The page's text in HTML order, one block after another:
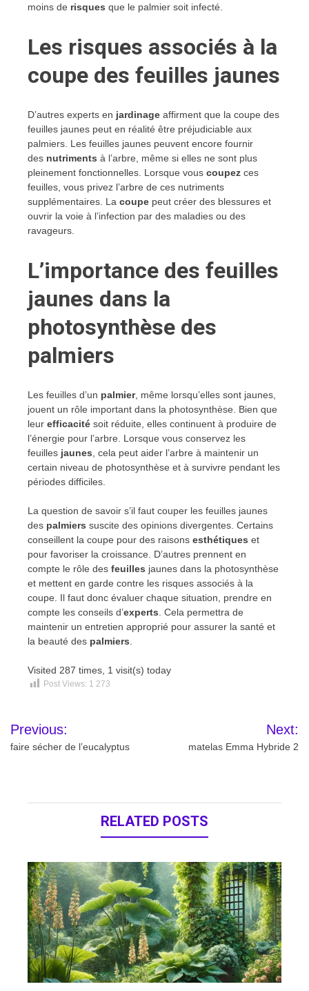
moins de risques que le palmier soit infecté.
Les risques associés à la
coupe des feuilles jaunes
D’autres experts en jardinage affirment que la coupe des
feuilles jaunes peut en réalité être préjudiciable aux
palmiers. Les feuilles jaunes peuvent encore fournir
des nutriments à l’arbre, même si elles ne sont plus
pleinement fonctionnelles. Lorsque vous coupez ces
feuilles, vous privez l’arbre de ces nutriments
supplémentaires. La coupe peut créer des blessures et
ouvrir la voie à l’infection par des maladies ou des
ravageurs.
L’importance des feuilles
jaunes dans la
photosynthèse des
palmiers
Les feuilles d’un palmier, même lorsqu’elles sont jaunes,
jouent un rôle important dans la photosynthèse. Bien que
leur efficacité soit réduite, elles continuent à produire de
l’énergie pour l’arbre. Lorsque vous conservez les
feuilles jaunes, cela peut aider l’arbre à maintenir un
certain niveau de photosynthèse et à survivre pendant les
périodes difficiles.
La question de savoir s’il faut couper les feuilles jaunes
des palmiers suscite des opinions divergentes. Certains
conseillent la coupe pour des raisons esthétiques et
pour favoriser la croissance. D’autres prennent en
compte le rôle des feuilles jaunes dans la photosynthèse
et mettent en garde contre les risques associés à la
coupe. Il faut donc évaluer chaque situation, prendre en
compte les conseils d’experts. Cela permettra de
maintenir un entretien approprié pour assurer la santé et
la beauté des palmiers.
Visited 287 times, 1 visit(s) today
Post Views: 1 273
Navigation
de
Previous:
faire sécher de l’eucalyptus
Next:
matelas Emma Hybride 2
RELATED POSTS